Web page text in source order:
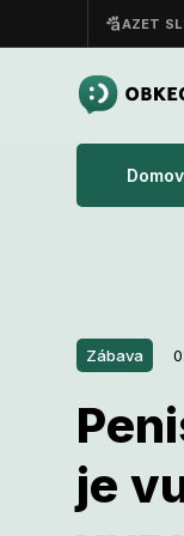
Domov
Zábava
je